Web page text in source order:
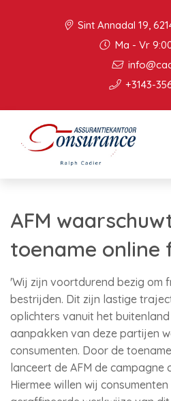
Sint Annadal 19,
Ma - Vr
+3143-
AFM
toename online
'Wij zijn voortdurend bezig om
bestrijden. Dit zijn lastige
oplichters vanuit het
aanpakken van deze partijen
consumenten. Door de
lanceert de AFM de campagne
Hiermee willen wij